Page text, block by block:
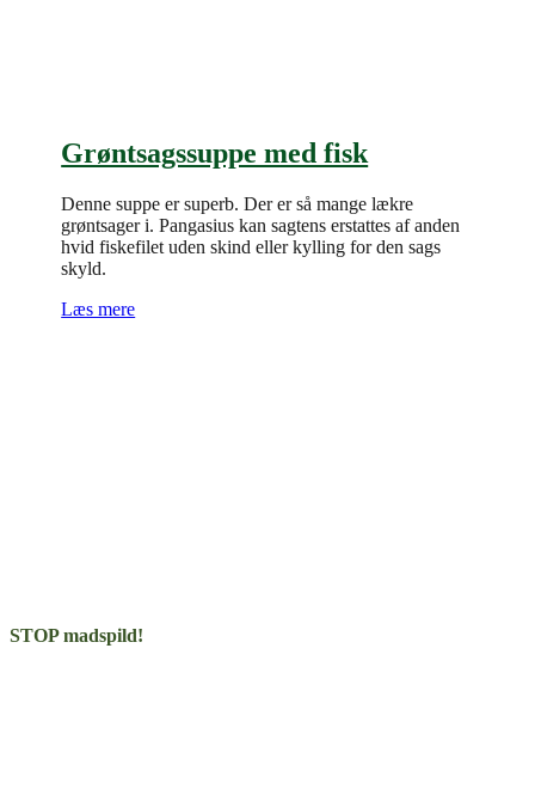
Grøntsagssuppe med fisk
Denne suppe er superb. Der er så mange lækre
grøntsager i. Pangasius kan sagtens erstattes af anden
hvid fiskefilet uden skind eller kylling for den sags
skyld.
Læs mere
STOP madspild!